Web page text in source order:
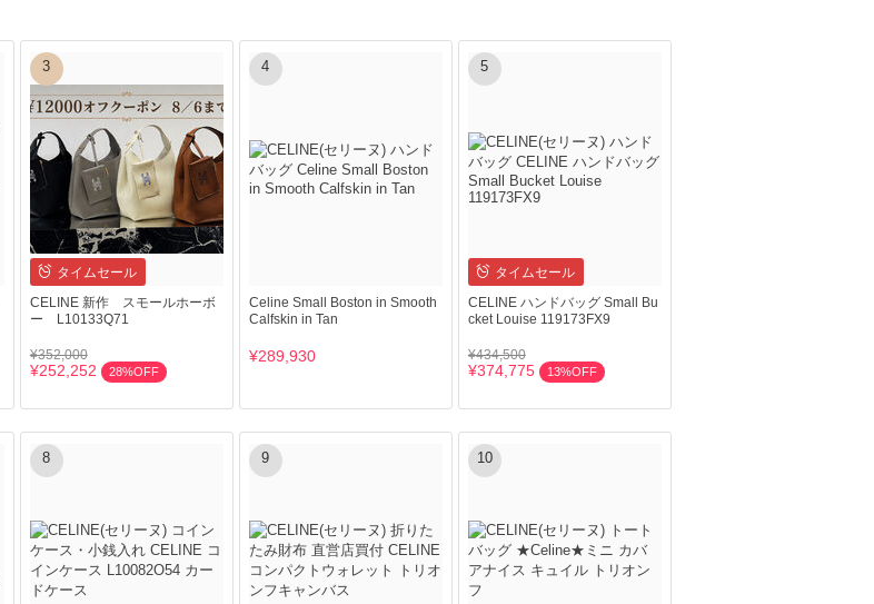
3
タイムセール
CELINE 新作 スモールホーボ
ー L10133Q71
¥352,000
¥252,252 28%OFF
4
Celine Small Boston in Smooth
Calfskin in Tan
¥289,930
5
タイムセール
CELINE ハンドバッグ Small Bu
cket Louise 119173FX9
¥434,500
¥374,775 13%OFF
8 9 10